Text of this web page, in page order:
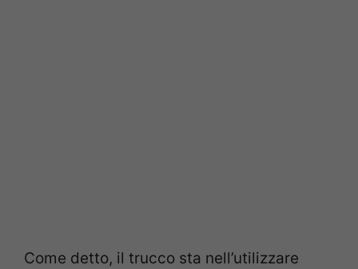
Come detto, il trucco sta nell’utilizzare